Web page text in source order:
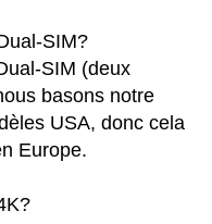
SIM?
SIM (deux
basons notre
USA, donc cela
Europe.